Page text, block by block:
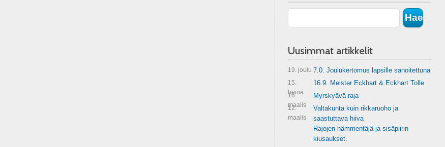
Uusimmat artikkelit
19. joulu 7.0. Joulukertomus lapsille sanoitettuna
15.
heinä
16.9. Meister Eckhart & Eckhart Tolle
16.
maalis
Myrskyävä raja
12.
maalis
Valtakunta kuin rikkaruoho ja
saastuttava hiiva
Rajojen hämmentäjä ja sisäpiirin
kiusaukset.